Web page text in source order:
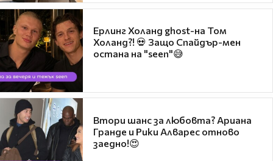
Ерлинг Холанд ghost-на Том
Холанд?! 💀 Защо Спайдър-мен
остана на "seen"😅
Втори шанс за любовта? Ариана
Гранде и Рики Алварес отново
заедно!😍